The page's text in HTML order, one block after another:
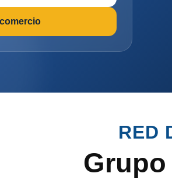
RED